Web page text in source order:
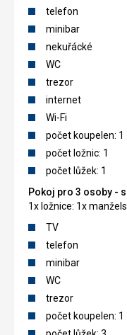
telefon
minibar
nekuřácké
WC
trezor
internet
Wi-Fi
počet koupelen: 1
počet ložnic: 1
počet lůžek: 1
Pokoj pro 3 osoby -
1x ložnice: 1x
TV
telefon
minibar
WC
trezor
počet koupelen: 1